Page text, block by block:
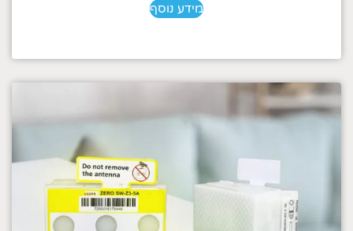
מידע נוסף